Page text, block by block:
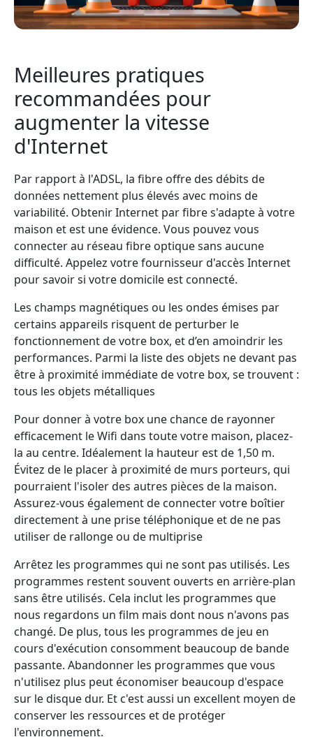
Meilleures pratiques
recommandées pour
augmenter la vitesse
d'Internet
Par rapport à l'ADSL, la fibre offre des débits de
données nettement plus élevés avec moins de
variabilité. Obtenir Internet par fibre s'adapte à votre
maison et est une évidence. Vous pouvez vous
connecter au réseau fibre optique sans aucune
difficulté. Appelez votre fournisseur d'accès Internet
pour savoir si votre domicile est connecté.
Les champs magnétiques ou les ondes émises par
certains appareils risquent de perturber le
fonctionnement de votre box, et d’en amoindrir les
performances. Parmi la liste des objets ne devant pas
être à proximité immédiate de votre box, se trouvent :
tous les objets métalliques
Pour donner à votre box une chance de rayonner
efficacement le Wifi dans toute votre maison, placez-
la au centre. Idéalement la hauteur est de 1,50 m.
Évitez de le placer à proximité de murs porteurs, qui
pourraient l'isoler des autres pièces de la maison.
Assurez-vous également de connecter votre boîtier
directement à une prise téléphonique et de ne pas
utiliser de rallonge ou de multiprise
Arrêtez les programmes qui ne sont pas utilisés. Les
programmes restent souvent ouverts en arrière-plan
sans être utilisés. Cela inclut les programmes que
nous regardons un film mais dont nous n'avons pas
changé. De plus, tous les programmes de jeu en
cours d'exécution consomment beaucoup de bande
passante. Abandonner les programmes que vous
n'utilisez plus peut économiser beaucoup d'espace
sur le disque dur. Et c'est aussi un excellent moyen de
conserver les ressources et de protéger
l'environnement.